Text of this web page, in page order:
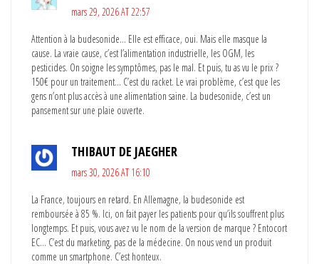
mars 29, 2026 AT 22:57
Attention à la budesonide… Elle est efficace, oui. Mais elle masque la
cause. La vraie cause, c’est l’alimentation industrielle, les OGM, les
pesticides. On soigne les symptômes, pas le mal. Et puis, tu as vu le prix ?
150€ pour un traitement… C’est du racket. Le vrai problème, c’est que les
gens n’ont plus accès à une alimentation saine. La budesonide, c’est un
pansement sur une plaie ouverte.
THIBAUT DE JAEGHER
mars 30, 2026 AT 16:10
La France, toujours en retard. En Allemagne, la budesonide est
remboursée à 85 %. Ici, on fait payer les patients pour qu’ils souffrent plus
longtemps. Et puis, vous avez vu le nom de la version de marque ? Entocort
EC… C’est du marketing, pas de la médecine. On nous vend un produit
comme un smartphone. C’est honteux.